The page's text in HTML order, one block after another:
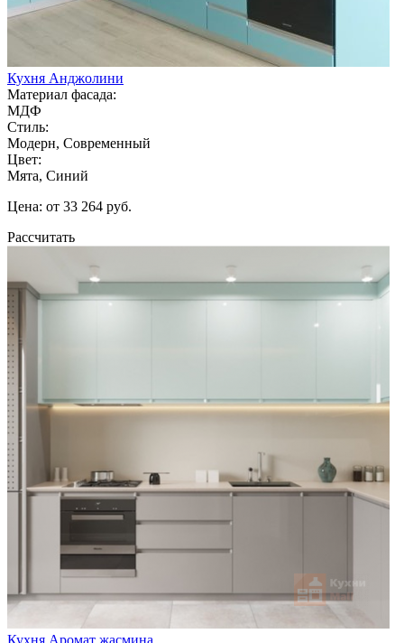
Кухня Анджолини
Материал фасада:
МДФ
Стиль:
Модерн, Современный
Цвет:
Мята, Синий
Цена: от 33 264 руб.
Рассчитать
Кухня Аромат жасмина